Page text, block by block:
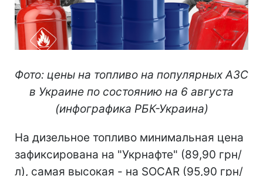
Фото: цены на топливо на популярных АЗС
в Украине по состоянию на 6 августа
(инфографика РБК-Украина)
На дизельное топливо минимальная цена
зафиксирована на "Укрнафте" (89,90 грн/
л), самая высокая - на SOCAR (95,90 грн/